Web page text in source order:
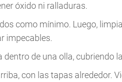
óxido ni ralladuras.
como mínimo. Luego,
impecables.
de una olla, cubriendo
con las tapas alrededor.